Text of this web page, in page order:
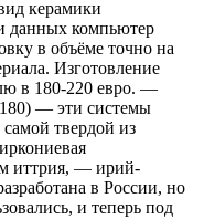
керамики
данных компьютер
в объёме точно на
Изготовление
в 180-220 евро. —
— эти системы
твердой из
иттрия, — ирий-
в России, но
и теперь под